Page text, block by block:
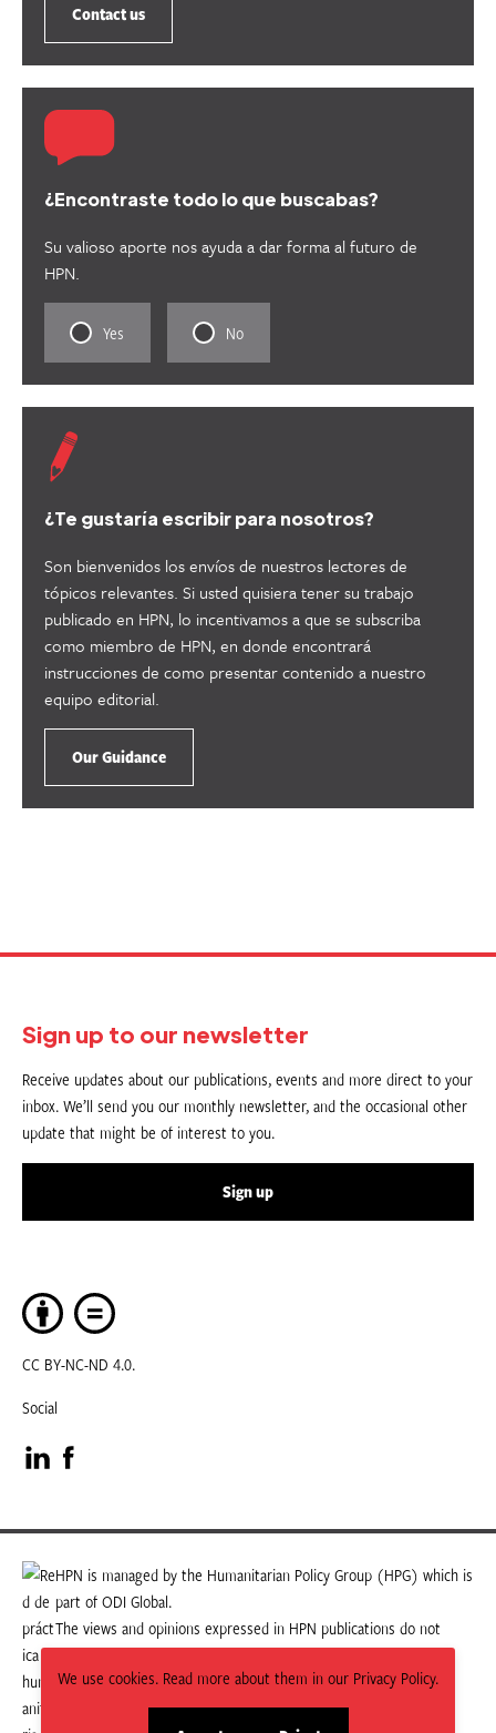
We use cookies. Read more about them in our Privacy Policy.
Contact us
¿Encontraste todo lo que buscabas?
Su valioso aporte nos ayuda a dar forma al futuro de
HPN.
Yes
Rate
this
content
as
useful.
No
Rate
this
content
as
¿Te gustaría escribir para nosotros?
Son bienvenidos los envíos de nuestros lectores de
tópicos relevantes. Si usted quisiera tener su trabajo
publicado en HPN, lo incentivamos a que se subscriba
como miembro de HPN, en donde encontrará
instrucciones de como presentar contenido a nuestro
equipo editorial.
Our Guidance
Sign up to our newsletter
Receive updates about our publications, events and more direct to your
inbox. We’ll send you our monthly newsletter, and the occasional other
update that might be of interest to you.
Sign up
CC BY-NC-ND 4.0.
Social
Visit
our
LinkedIn
page
Visit
our
Facebook
page
HPN is managed by the Humanitarian Policy Group (HPG) which is
part of ODI Global.
The views and opinions expressed in HPN publications do not
necessarily state or reflect those of HPG or ODI Global.